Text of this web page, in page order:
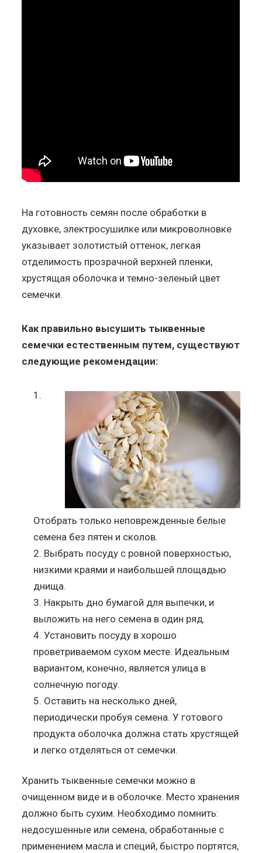
На готовность семян после обработки в
духовке, электросушилке или микроволновке
указывает золотистый оттенок, легкая
отделимость прозрачной верхней пленки,
хрустящая оболочка и темно-зеленый цвет
семечки.
Как правильно высушить тыквенные
семечки естественным путем, существуют
следующие рекомендации:
Отобрать только неповрежденные белые
семена без пятен и сколов.
Выбрать посуду с ровной поверхностью,
низкими краями и наибольшей площадью
днища.
Накрыть дно бумагой для выпечки, и
выложить на него семена в один ряд.
Установить посуду в хорошо
проветриваемом сухом месте. Идеальным
вариантом, конечно, является улица в
солнечную погоду.
Оставить на несколько дней,
периодически пробуя семена. У готового
продукта оболочка должна стать хрустящей
и легко отделяться от семечки.
Хранить тыквенные семечки можно в
очищенном виде и в оболочке. Место хранения
должно быть сухим. Необходимо помнить:
недосушенные или семена, обработанные с
применением масла и специй, быстро портятся,